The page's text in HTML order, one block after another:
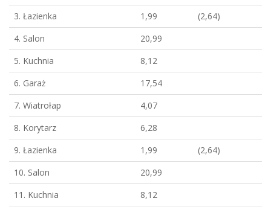
3. Łazienka
1,99
(2,64)
4. Salon
20,99
5. Kuchnia
8,12
6. Garaż
17,54
7. Wiatrołap
4,07
8. Korytarz
6,28
9. Łazienka
1,99
(2,64)
10. Salon
20,99
11. Kuchnia
8,12